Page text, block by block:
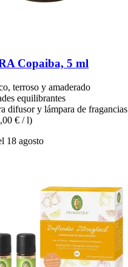
Copaiba, 5 ml
terroso y amaderado
equilibrantes
difusor y lámpara de fragancias
€ / l)
18 agosto